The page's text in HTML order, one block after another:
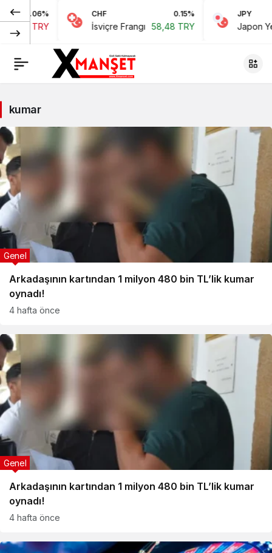
-0.06%
TRY
CHF 0.15%
İsviçre Frangı 58,48 TRY
JPY
Japon Yeni
kumar
Arkadaşının kartından 1 milyon 480 bin TL’lik kumar
oynadı!
Genel
4 hafta önce
Arkadaşının kartından 1 milyon 480 bin TL’lik kumar
oynadı!
Genel
4 hafta önce